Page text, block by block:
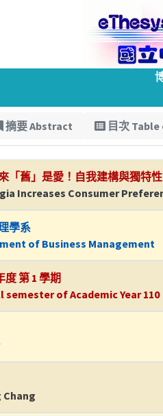
摘要 Abstract 目次
來「舊」是愛！自我建構與獨特
Increases Consumer
學系
of Business Management
度 第 1 學期
semester of Academic Year 110
Chang